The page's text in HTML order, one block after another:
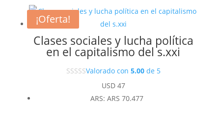
Clases sociales y lucha política
en el capitalismo del s.xxi
Valorado con 5.00de 5
USD47
ARS: ARS 70.477
¡Oferta!